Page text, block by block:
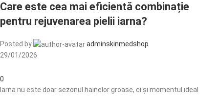
Care este cea mai eficientă combinație
pentru rejuvenarea pielii iarna?
Posted by
adminskinmedshop
29/01/2026
0
Iarna nu este doar sezonul hainelor groase, ci și momentul ideal